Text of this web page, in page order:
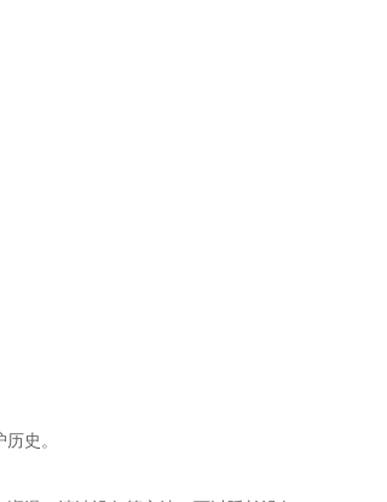
史。